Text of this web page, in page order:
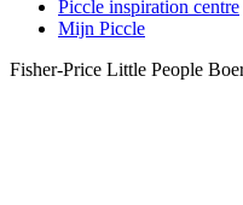
Piccle inspiration centre
Mijn Piccle
Fisher-Price Little People